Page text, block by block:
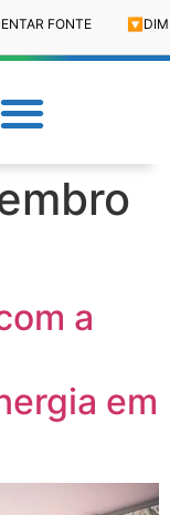
FONTE 🔽
a
em